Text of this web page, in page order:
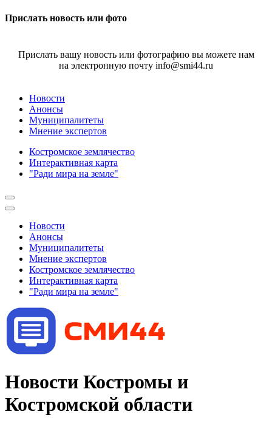
Прислать новость или фото
Прислать вашу новость или фотографию вы можете нам
на электронную почту info@smi44.ru
Новости
Анонсы
Муниципалитеты
Мнение экспертов
Костромское землячество
Интерактивная карта
"Ради мира на земле"
Новости
Анонсы
Муниципалитеты
Мнение экспертов
Костромское землячество
Интерактивная карта
"Ради мира на земле"
Новости Костромы и
Костромской области